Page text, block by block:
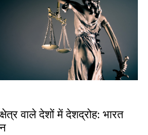
वाले देशों में देशद्रोह: भारत